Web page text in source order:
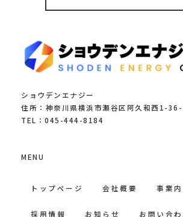
ショウデンエナジー
住所：神奈川県横浜市瀬谷区阿久和西1-
TEL：045-444-8184
MENU
トップページ 会社概要 事業
採用情報 お知らせ お問い合